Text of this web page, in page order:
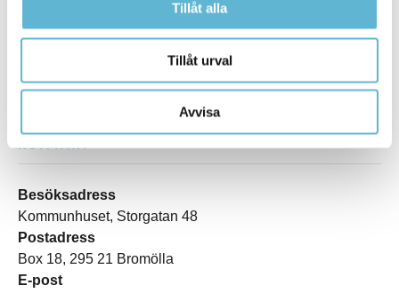
Tillåt alla
Tillåt urval
Avvisa
Besöksadress
Kommunhuset, Storgatan 48
Postadress
Box 18, 295 21 Bromölla
E-post